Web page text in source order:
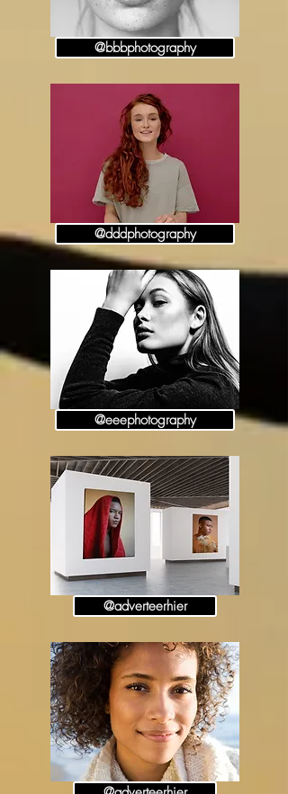
@bbbphotography
@dddphotography
@eeephotography
@adverteerhier